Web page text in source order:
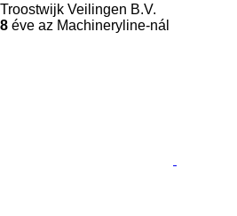
Troostwijk Veilingen B.V.
8 éve az Machineryline-nál